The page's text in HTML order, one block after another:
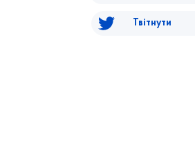
Твітнути